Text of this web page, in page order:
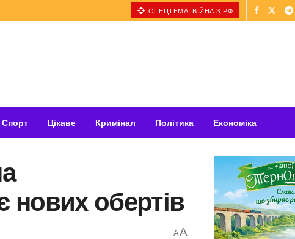
СПЕЦТЕМА: ВІЙНА З РФ
Спорт Цікаве Кримінал Політика Економіка
нових обертів
AA